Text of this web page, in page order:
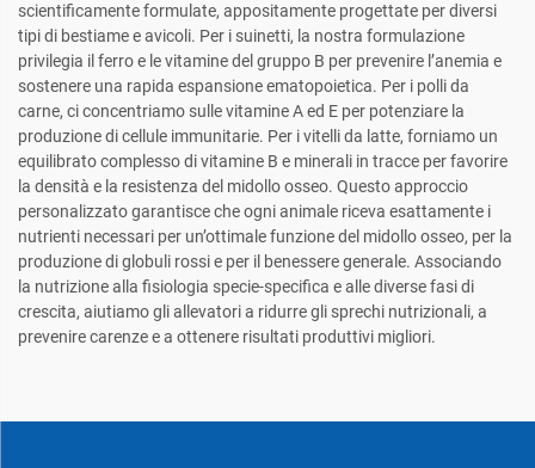
scientificamente formulate, appositamente progettate per diversi
tipi di bestiame e avicoli. Per i suinetti, la nostra formulazione
privilegia il ferro e le vitamine del gruppo B per prevenire l’anemia e
sostenere una rapida espansione ematopoietica. Per i polli da
carne, ci concentriamo sulle vitamine A ed E per potenziare la
produzione di cellule immunitarie. Per i vitelli da latte, forniamo un
equilibrato complesso di vitamine B e minerali in tracce per favorire
la densità e la resistenza del midollo osseo. Questo approccio
personalizzato garantisce che ogni animale riceva esattamente i
nutrienti necessari per un’ottimale funzione del midollo osseo, per la
produzione di globuli rossi e per il benessere generale. Associando
la nutrizione alla fisiologia specie-specifica e alle diverse fasi di
crescita, aiutiamo gli allevatori a ridurre gli sprechi nutrizionali, a
prevenire carenze e a ottenere risultati produttivi migliori.